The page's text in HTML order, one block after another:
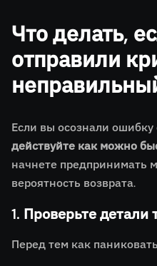
Что делать,
отправили
Если вы осознали ошибку
действуйте как можно
начнете предпринимать
вероятность возврата.
1. Проверьте детали
Перед тем как